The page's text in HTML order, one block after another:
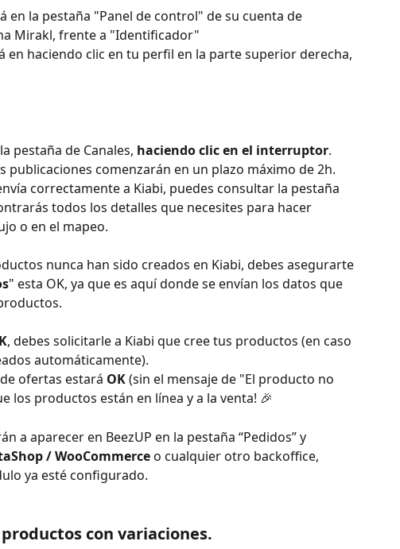
en la pestaña "Panel de control" de su cuenta de
Mirakl, frente a "Identificador"
en haciendo clic en tu perfil en la parte superior derecha,
pestaña de Canales, haciendo clic en el interruptor.
publicaciones comenzarán en un plazo máximo de 2h.
correctamente a Kiabi, puedes consultar la pestaña
todos los detalles que necesites para hacer
o en el mapeo.
nunca han sido creados en Kiabi, debes asegurarte
" esta OK, ya que es aquí donde se envían los datos que
, debes solicitarle a Kiabi que cree tus productos (en caso
automáticamente).
ofertas estará OK (sin el mensaje de "El producto no
los productos están en línea y a la venta! 🎉
a aparecer en BeezUP en la pestaña “Pedidos” y
/ WooCommerce o cualquier otro backoffice,
ya esté configurado.
con variaciones.